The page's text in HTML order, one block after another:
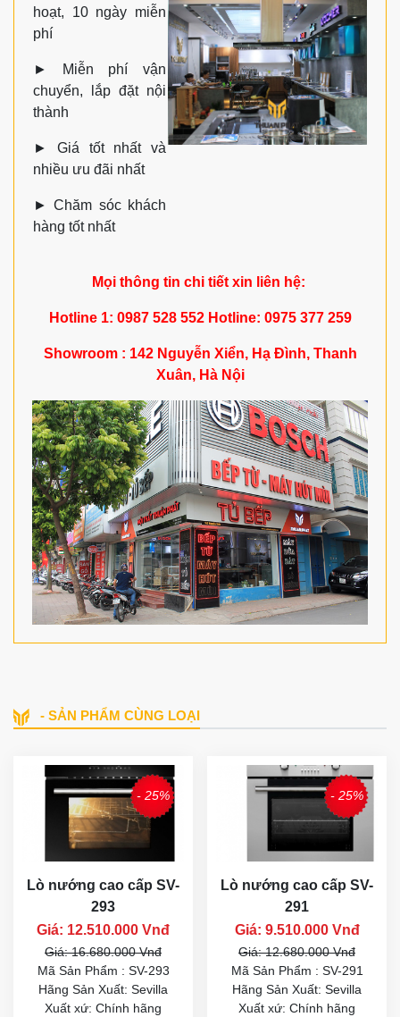
hoạt, 10 ngày miễn
phí
►
Miễn phí vận
chuyển, lắp đặt nội
thành
► Giá tốt nhất và
nhiều ưu đãi nhất
►Chăm sóc khách
hàng tốt nhất
Mọi thông tin chi tiết xin liên hệ:
Hotline 1: 0987 528 552 Hotline: 0975 377 259
Showroom : 142 Nguyễn Xiển, Hạ Đình, Thanh
Xuân, Hà Nội
- SẢN PHẨM CÙNG LOẠI
- 25%
Lò nướng cao cấp SV-
293
Giá: 12.510.000 Vnđ
Giá: 16.680.000 Vnđ
Mã Sản Phẩm : SV-293
Hãng Sản Xuất: Sevilla
Xuất xứ: Chính hãng
- 25%
Lò nướng cao cấp SV-
291
Giá: 9.510.000 Vnđ
Giá: 12.680.000 Vnđ
Mã Sản Phẩm : SV-291
Hãng Sản Xuất: Sevilla
Xuất xứ: Chính hãng